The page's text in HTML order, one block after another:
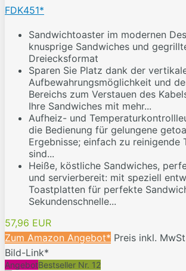
FDK451*
Sandwichtoaster im modernen
knusprige Sandwiches und
Dreiecksformat
Sparen Sie Platz dank der
Aufbewahrungsmöglichkeit und
Bereichs zum Verstauen des
Ihre Sandwiches mit mehr...
Aufheiz- und
die Bedienung für gelungene
Ergebnisse; einfach zu reinigende
sind...
Heiße, köstliche Sandwiches,
und servierbereit: mit speziell
Toastplatten für perfekte
Sekundenschnelle...
57,96 EUR
Zum Amazon Angebot* Preis inkl.
Bild-Link*
AngebotBestseller Nr. 12